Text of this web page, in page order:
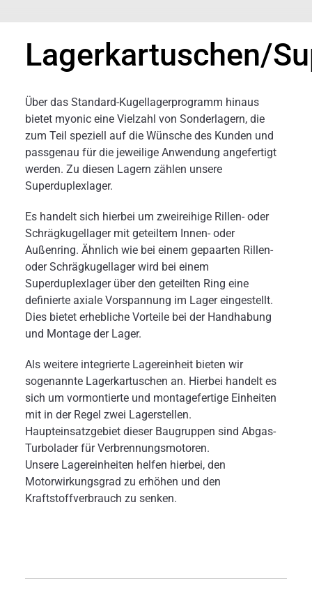
Lagerkartuschen/
Über das Standard-Kugellagerprogramm hinaus
bietet myonic eine Vielzahl von Sonderlagern, die
zum Teil speziell auf die Wünsche des Kunden und
passgenau für die jeweilige Anwendung angefertigt
werden. Zu diesen Lagern zählen unsere
Superduplexlager.
Es handelt sich hierbei um zweireihige Rillen- oder
Schrägkugellager mit geteiltem Innen- oder
Außenring. Ähnlich wie bei einem gepaarten Rillen-
oder Schrägkugellager wird bei einem
Superduplexlager über den geteilten Ring eine
definierte axiale Vorspannung im Lager eingestellt.
Dies bietet erhebliche Vorteile bei der Handhabung
und Montage der Lager.
Als weitere integrierte Lagereinheit bieten wir
sogenannte Lagerkartuschen an. Hierbei handelt es
sich um vormontierte und montagefertige Einheiten
mit in der Regel zwei Lagerstellen.
Haupteinsatzgebiet dieser Baugruppen sind Abgas-
Turbolader für Verbrennungsmotoren.
Unsere Lagereinheiten helfen hierbei, den
Motorwirkungsgrad zu erhöhen und den
Kraftstoffverbrauch zu senken.